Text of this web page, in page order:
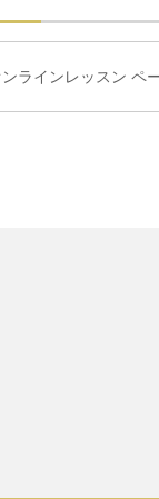
ンラインレッスン ペ